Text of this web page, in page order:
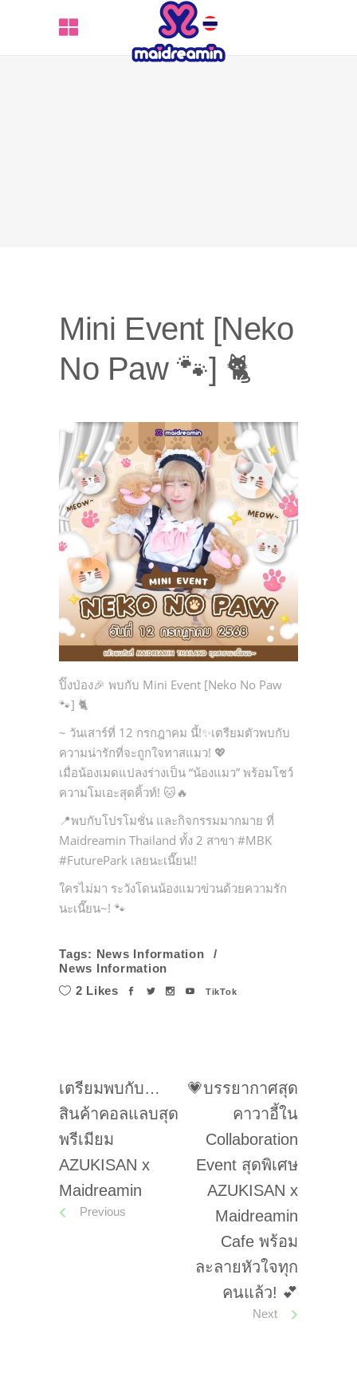
Mini Event [Neko
No Paw 🐾] 🐈
ปิ๊งป่อง🎉 พบกับ Mini Event [Neko No Paw
🐾] 🐈
~ วันเสาร์ที่ 12 กรกฎาคม นี้!✨เตรียมตัวพบกับ
ความน่ารักที่จะถูกใจทาสแมว! 💖
เมื่อน้องเมดแปลงร่างเป็น “น้องแมว” พร้อมโชว์
ความโมเอะสุดคิ้วท์! 🐱🔥
📍พบกับโปรโมชั่น และกิจกรรมมากมาย ที่
Maidreamin Thailand ทั้ง 2 สาขา #MBK
#FuturePark เลยนะเนี๊ยน!!
ใครไม่มา ระวังโดนน้องแมวข่วนด้วยความรัก
นะเนี๊ยน~! 🐾
Tags: News Information
News Information
2 Likes
TikTok
เตรียมพบกับ…
สินค้าคอลแลบสุด
พรีเมียม
AZUKISAN x
Maidreamin
Previous
💗บรรยากาศสุด
คาวาอี้ใน
Collaboration
Event สุดพิเศษ
AZUKISAN x
Maidreamin
Cafe พร้อม
ละลายหัวใจทุก
คนแล้ว! 💕
Next